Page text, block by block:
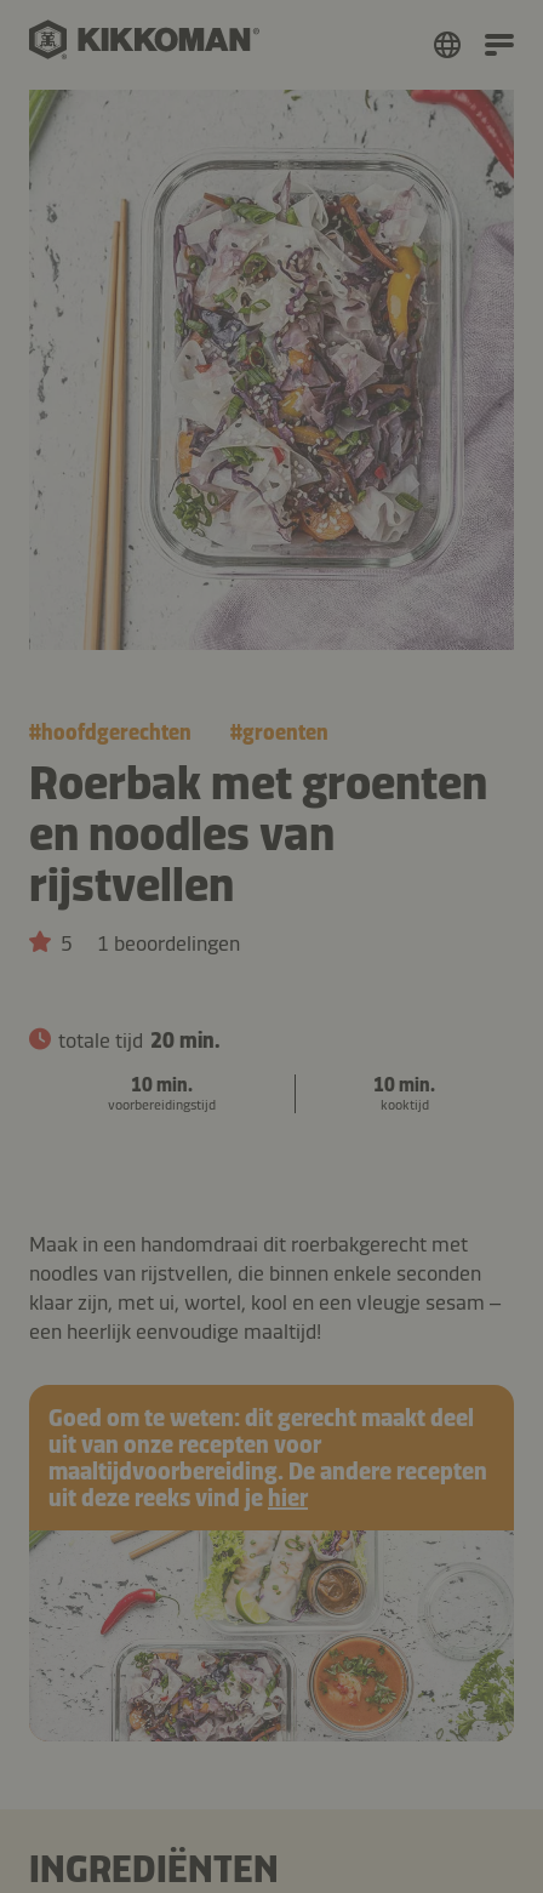
#hoofdgerechten #groenten
Roerbak met groenten
en noodles van
rijstvellen
5 1 beoordelingen
totale tijd 20 min.
10 min.
voorbereidingstijd
10 min.
kooktijd
Maak in een handomdraai dit roerbakgerecht met
noodles van rijstvellen, die binnen enkele seconden
klaar zijn, met ui, wortel, kool en een vleugje sesam –
een heerlijk eenvoudige maaltijd!
Goed om te weten: dit gerecht maakt deel
uit van onze recepten voor
maaltijdvoorbereiding. De andere recepten
uit deze reeks vind je hier
INGREDIËNTEN